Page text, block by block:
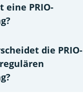
eine PRIO-
die PRIO-